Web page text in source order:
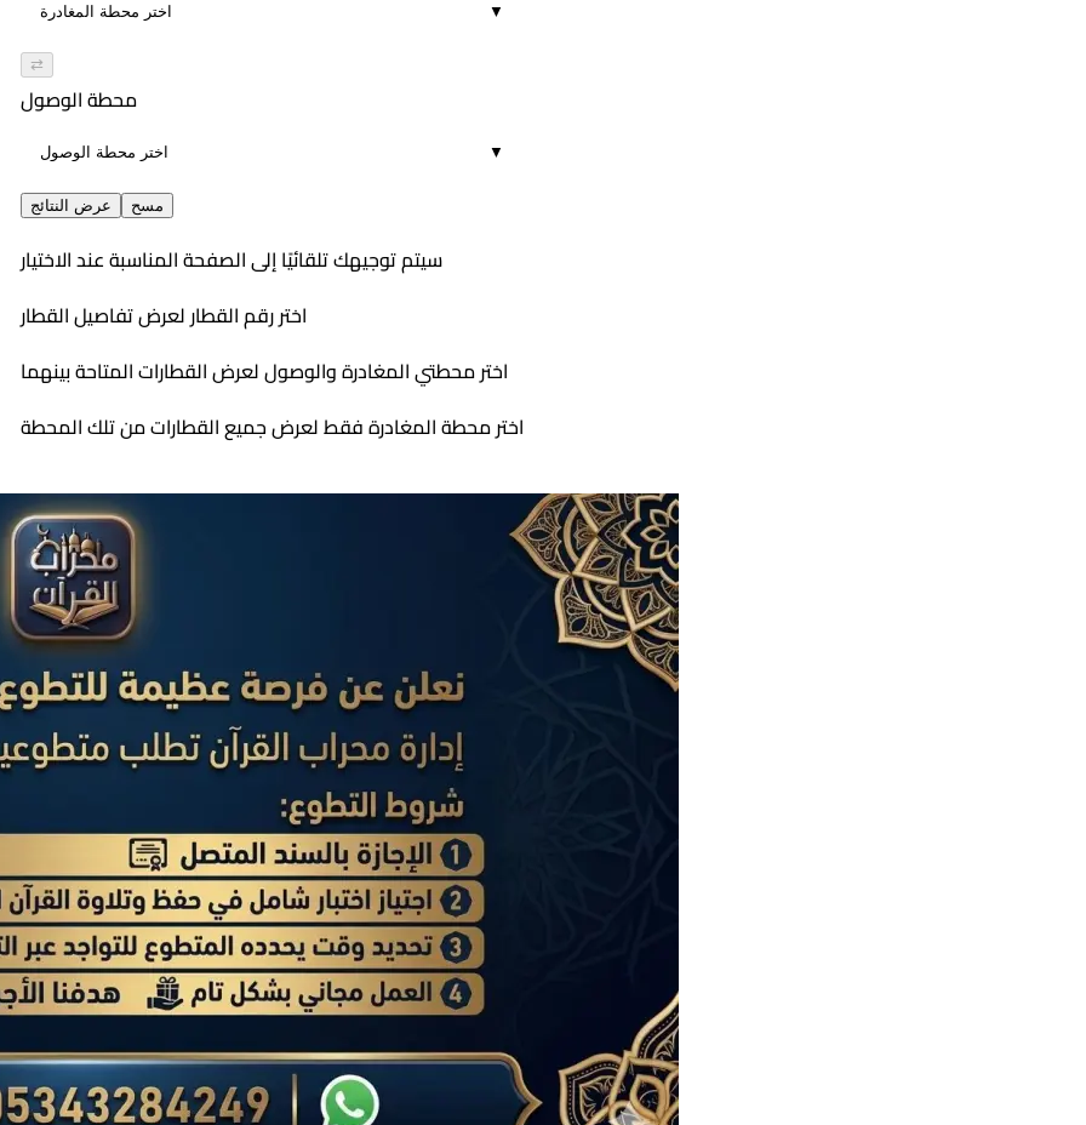
▼
⇄
محطة الوصول
▼
عرض النتائج مسح
سيتم توجيهك تلقائيًا إلى الصفحة المناسبة عند الاختيار
اختر رقم القطار لعرض تفاصيل القطار
اختر محطتي المغادرة والوصول لعرض القطارات المتاحة بينهما
اختر محطة المغادرة فقط لعرض جميع القطارات من تلك المحطة